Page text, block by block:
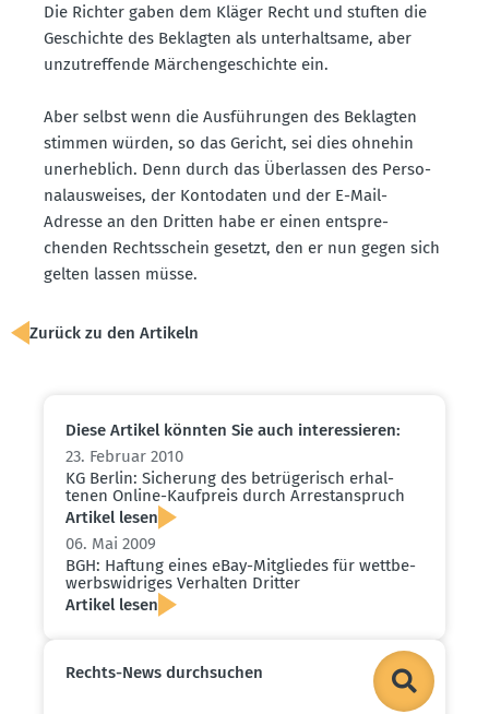
Die Richter gaben dem Kläger Recht und stuften die
Geschichte des Beklagten als unter­haltsame, aber
unzutref­fende Märchen­ge­schichte ein.
Aber selbst wenn die Ausfüh­rungen des Beklagten
stimmen würden, so das Gericht, sei dies ohnehin
unerheblich. Denn durch das Überlassen des Perso­
nal­aus­weises, der Konto­daten und der E-Mail-
Adresse an den Dritten habe er einen entspre­
chenden Rechts­schein gesetzt, den er nun gegen sich
gelten lassen müsse.
Zurück zu den Artikeln
Diese Artikel könnten Sie auch inter­es­sieren:
23. Februar 2010
KG Berlin: Sicherung des betrü­ge­risch erhal­
tenen Online-Kaufpreis durch Arrest­an­spruch
Artikel lesen
06. Mai 2009
BGH: Haftung eines eBay-Mitgliedes für wettbe­
werbs­wid­riges Verhalten Dritter
Artikel lesen
Rechts-News durch­suchen